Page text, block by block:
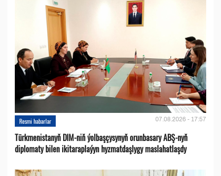
Resmi habarlar 07.08.2026 - 17:57
Türkmenistanyň DIM-niň ýolbaşçysynyň orunbasary ABŞ-nyň
diplomaty bilen ikitaraplaýyn hyzmatdaşlygy maslahatlaşdy